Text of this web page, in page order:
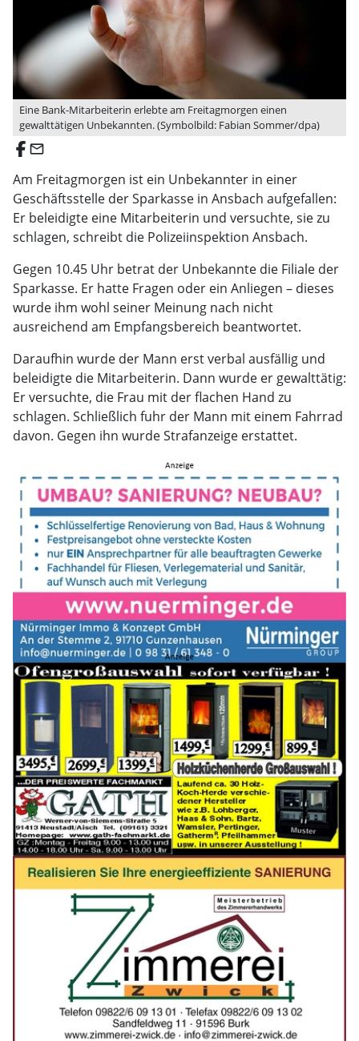
Eine Bank-Mitarbeiterin erlebte am Freitagmorgen einen
gewalttätigen Unbekannten. (Symbolbild: Fabian Sommer/dpa)
email
Am Freitagmorgen ist ein Unbekannter in einer
Geschäftsstelle der Sparkasse in Ansbach aufgefallen:
Er beleidigte eine Mitarbeiterin und versuchte, sie zu
schlagen, schreibt die Polizeiinspektion Ansbach.
Gegen 10.45 Uhr betrat der Unbekannte die Filiale der
Sparkasse. Er hatte Fragen oder ein Anliegen – dieses
wurde ihm wohl seiner Meinung nach nicht
ausreichend am Empfangsbereich beantwortet.
Daraufhin wurde der Mann erst verbal ausfällig und
beleidigte die Mitarbeiterin. Dann wurde er gewalttätig:
Er versuchte, die Frau mit der flachen Hand zu
schlagen. Schließlich fuhr der Mann mit einem Fahrrad
davon. Gegen ihn wurde Strafanzeige erstattet.